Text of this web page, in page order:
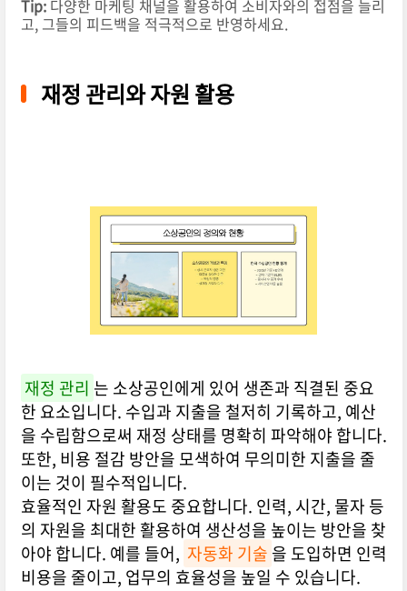
Tip:다양한 마케팅 채널을 활용하여 소비자와의 접점을 늘리
고, 그들의 피드백을 적극적으로 반영하세요.
재정 관리와 자원 활용
재정 관리 는 소상공인에게 있어 생존과 직결된 중요
한 요소입니다. 수입과 지출을 철저히 기록하고, 예산
을 수립함으로써 재정 상태를 명확히 파악해야 합니다.
또한, 비용 절감 방안을 모색하여 무의미한 지출을 줄
이는 것이 필수적입니다.
효율적인 자원 활용도 중요합니다. 인력, 시간, 물자 등
의 자원을 최대한 활용하여 생산성을 높이는 방안을 찾
아야 합니다. 예를 들어, 자동화 기술 을 도입하면 인력
비용을 줄이고, 업무의 효율성을 높일 수 있습니다.